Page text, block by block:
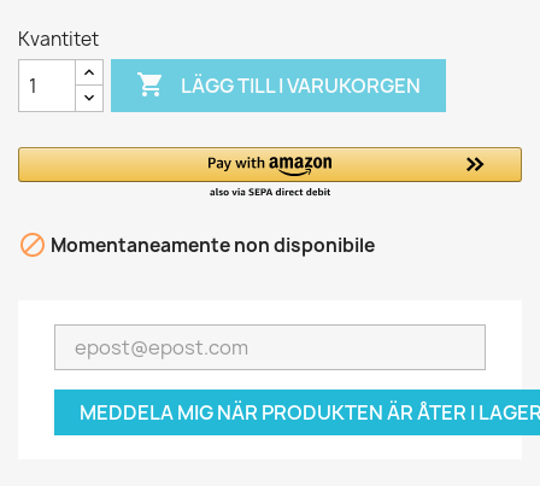
Kvantitet
 LÄGG TILL I VARUKORGEN
 Momentaneamente non disponibile
MEDDELA MIG NÄR PRODUKTEN ÄR ÅTER I